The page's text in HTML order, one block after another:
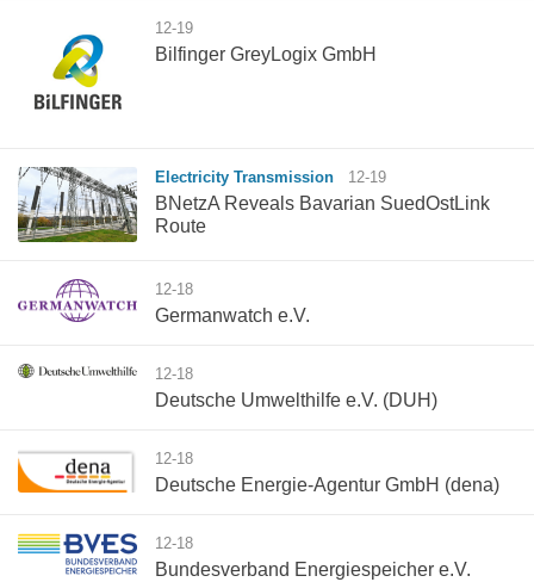
12-19
Bilfinger GreyLogix GmbH
Electricity Transmission 12-19
BNetzA Reveals Bavarian SuedOstLink
Route
12-18
Germanwatch e.V.
12-18
Deutsche Umwelthilfe e.V. (DUH)
12-18
Deutsche Energie-Agentur GmbH (dena)
12-18
Bundesverband Energiespeicher e.V.